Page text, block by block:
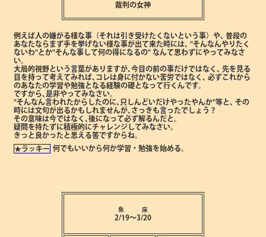
裁判の女神
例えば人の嫌がる様な事（それは引き受けたくないという事）や､ 普段の
あなたならまず手を挙げない様な事が出て来た時には､ "そんなんやりたく
ないわ"とか"そんな事して何の得になるの" なんて思わずにやってみなさ
い。
大局的視野という言葉がありますが､今目の前の事だけではなく､ 先を見る
目を持って考えてみれば､コレは身に付かない苦労ではなく､ 必ずこれから
のあなたの学習や勉強となる経験の礎となって行くんです。
ですから､是非やってみなさい。
"そんなん言われたからしたのに､只しんどいだけやったやんか"等と､ その
時には文句が出るかもしれませんが､さっきも言ったでしょう？
その意味は今ではなく､後になって必ず解るんだと。
疑問を持たずに積極的にチャレンジしてみなさい。
きっと良かったと思える筈ですからね。
★ラッキー 何でもいいから何か学習・勉強を始める。
魚 座
2/19～3/20